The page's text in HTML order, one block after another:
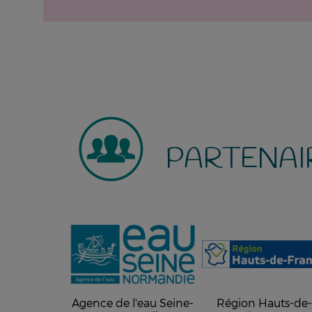
Agence de l'eau Seine-
Région Hauts-de-